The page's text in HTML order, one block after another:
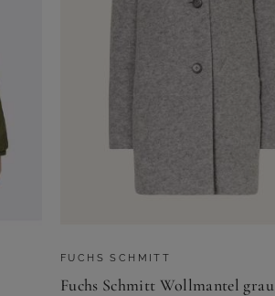
FUCHS SCHMITT
Fuchs Schmitt Wollmantel grau